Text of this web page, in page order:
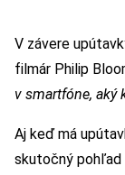
V závere
filmár Philip
v smartfóne, aký
Aj keď má
skutočný pohľad